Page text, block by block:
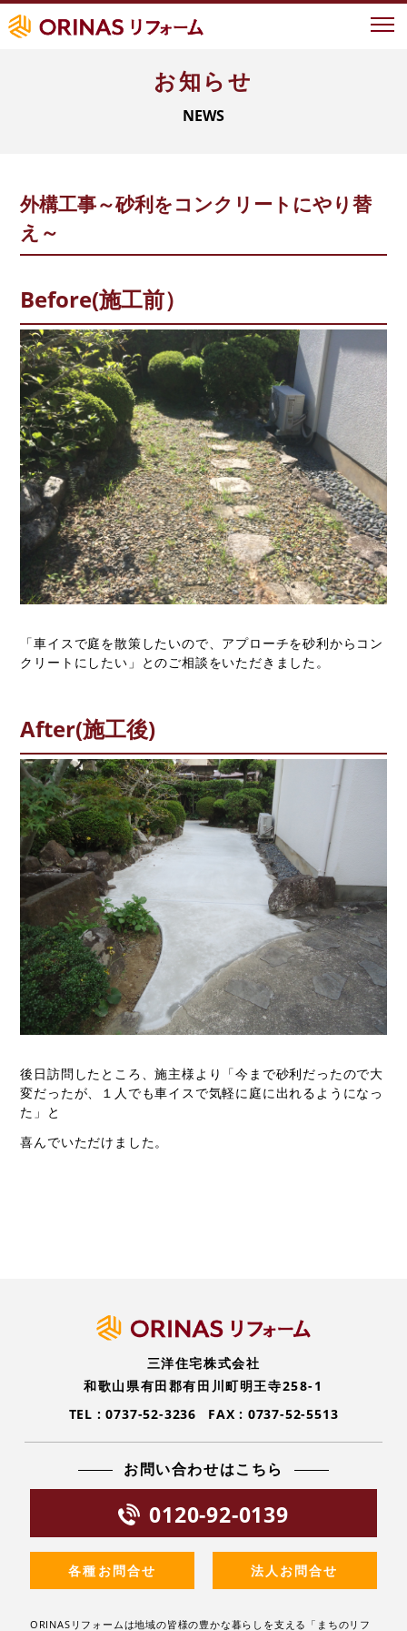
LIXIL認定の技術力
お客様の声
事例紹介
よくあるご質問
新築について
不動産について
ORINASについて
会社概要
代表挨拶
スタッフ紹介
求人情報
スタッフブログ
調査ご依頼
資料請求
お問い合わせ
お知らせ
NEWS
外構工事～砂利をコンクリートにやり替
え～
Before(施工前）
「車イスで庭を散策したいので、アプローチを砂利からコン
クリートにしたい」とのご相談をいただきました。
After(施工後)
後日訪問したところ、施主様より「今まで砂利だったので大
変だったが、１人でも車イスで気軽に庭に出れるようになっ
た」と
喜んでいただけました。
三洋住宅株式会社
和歌山県有田郡有田川町明王寺258-1
TEL :0737-52-3236 FAX : 0737-52-5513
お問い合わせはこちら
0120-92-0139
各種お問合せ 法人お問合せ
ORINASリフォームは地域の皆様の豊かな暮らしを支える「まちのリフ